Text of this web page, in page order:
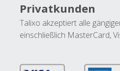
Privatkunden
Talixo akzeptiert alle
einschließlich MasterCard,